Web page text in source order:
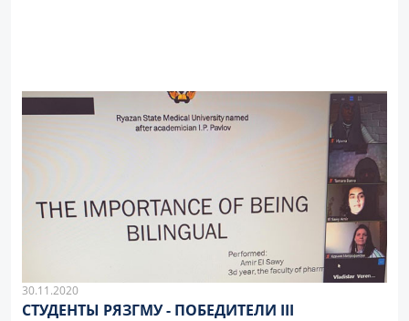
30.11.2020
СТУДЕНТЫ РЯЗГМУ - ПОБЕДИТЕЛИ III